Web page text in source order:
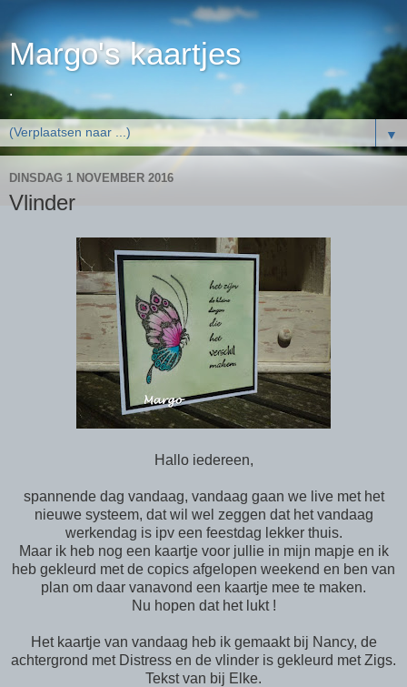
Margo's kaartjes
.
▼
DINSDAG 1 NOVEMBER 2016
Vlinder
Hallo iedereen,
spannende dag vandaag, vandaag gaan we live met het
nieuwe systeem, dat wil wel zeggen dat het vandaag
werkendag is ipv een feestdag lekker thuis.
Maar ik heb nog een kaartje voor jullie in mijn mapje en ik
heb gekleurd met de copics afgelopen weekend en ben van
plan om daar vanavond een kaartje mee te maken.
Nu hopen dat het lukt !
Het kaartje van vandaag heb ik gemaakt bij Nancy, de
achtergrond met Distress en de vlinder is gekleurd met Zigs.
Tekst van bij Elke.